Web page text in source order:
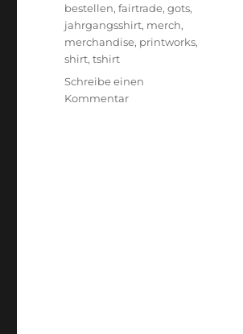
bestellen,fairtrade,gots,
jahrgangsshirt, merch,
merchandise, printworks,
shirt,tshirt
Schreibe einen
Kommentarzu